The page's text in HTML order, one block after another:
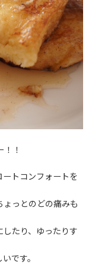
！
トコンフォートを
っとのどの痛みも
たり、ゆったりす
です。